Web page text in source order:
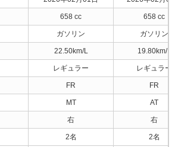
658 cc 658 cc
ガソリン ガソリン
22.50km/L 19.80km/L
レギュラー レギュラー
FR FR
MT AT
右 右
2名 2名